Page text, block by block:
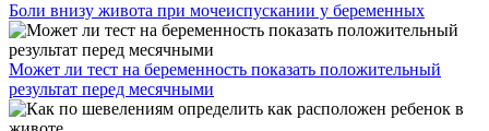
Боли внизу живота при мочеиспускании у беременных
Может ли тест на беременность показать положительный
результат перед месячными